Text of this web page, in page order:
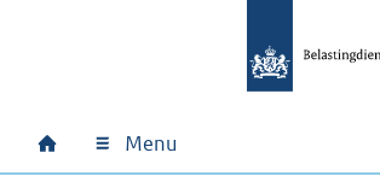
Hoofdnavigatie
Home Menu